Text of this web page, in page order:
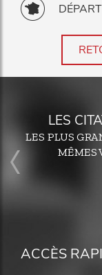
LES
LES PLUS
MÊMES
ACCÈS